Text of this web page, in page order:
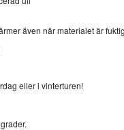
även när materialet är
eller i vinterturen!